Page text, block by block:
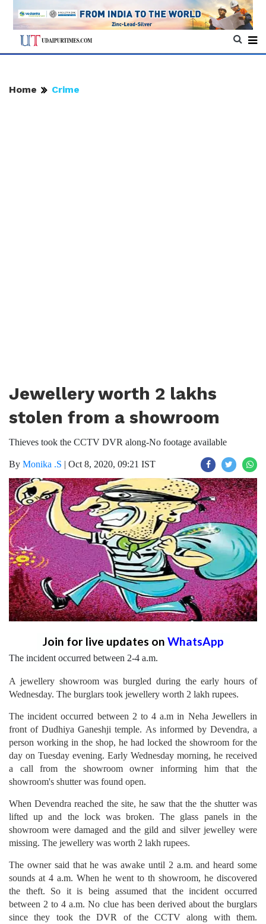
Home Crime
Jewellery worth 2 lakhs
stolen from a showroom
Thieves took the CCTV DVR along-No footage available
By Monika .S | Oct 8, 2020, 09:21 IST
Join for live updates on WhatsApp
The incident occurred between 2-4 a.m.
A jewellery showroom was burgled during the early hours of
Wednesday. The burglars took jewellery worth 2 lakh rupees.
The incident occurred between 2 to 4 a.m in Neha Jewellers in
front of Dudhiya Ganeshji temple. As informed by Devendra, a
person working in the shop, he had locked the showroom for the
day on Tuesday evening. Early Wednesday morning, he received
a call from the showroom owner informing him that the
showroom's shutter was found open.
When Devendra reached the site, he saw that the the shutter was
lifted up and the lock was broken. The glass panels in the
showroom were damaged and the gild and silver jewelley were
missing. The jewellery was worth 2 lakh rupees.
The owner said that he was awake until 2 a.m. and heard some
sounds at 4 a.m. When he went to th showroom, he discovered
the theft. So it is being assumed that the incident occurred
between 2 to 4 a.m. No clue has been derived about the burglars
since they took the DVR of the CCTV along with them.